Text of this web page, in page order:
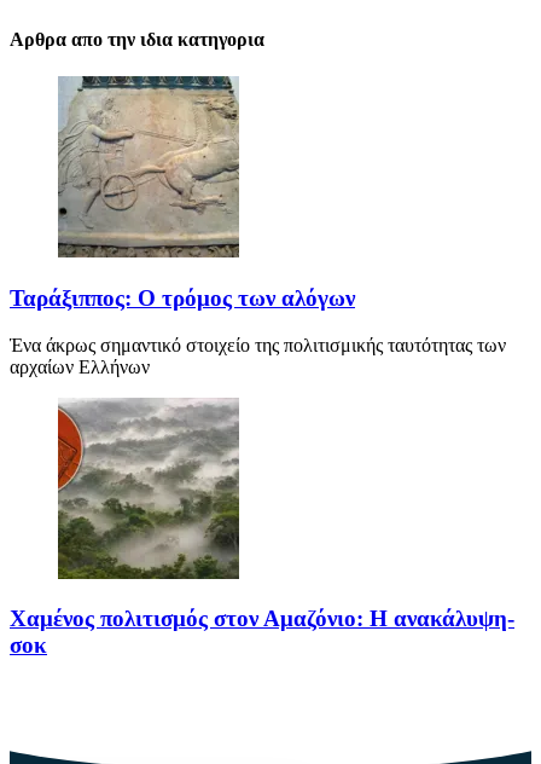
Αρθρα απο την ιδια κατηγορια
Ταράξιππος: Ο τρόμος των αλόγων
Ένα άκρως σημαντικό στοιχείο της πολιτισμικής ταυτότητας των
αρχαίων Ελλήνων
Χαμένος πολιτισμός στον Αμαζόνιο: Η ανακάλυψη-
σοκ